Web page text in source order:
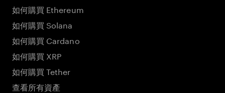
如何購買 Ethereum
如何購買 Solana
如何購買 Cardano
如何購買 XRP
如何購買 Tether
查看所有資產